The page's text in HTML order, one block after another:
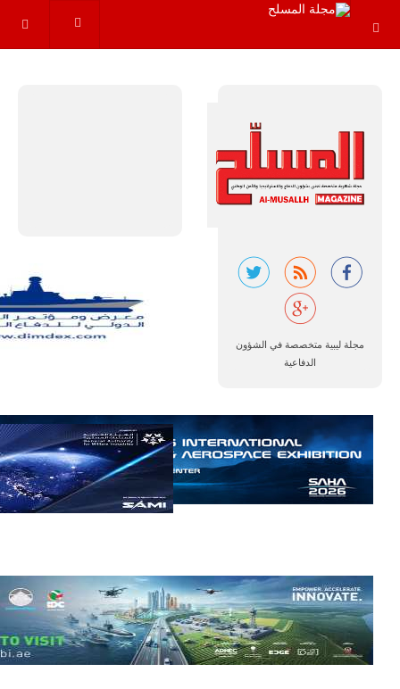
مجلة ليبية متخصصة في الشؤون
الدفاعية
تقاليد
ومواكبة
المستجدّات.
لاتيني مركب من
كلمتين، ويعني
حرفيًّا "سلطة
المكتب" أو
"حكم المكتب"،
ومدلول هذه
الكلمة يتعلق
القواعد
والإجراءات…
للمزيد